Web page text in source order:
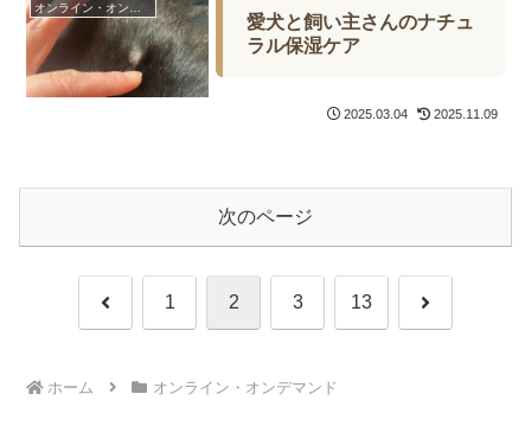
愛犬と飼い主さんのナチュ
ラル保湿ケア
2025.03.04 2025.11.09
次のページ
前 1 2 3 13 次
ホーム オンライン・オンデマンド